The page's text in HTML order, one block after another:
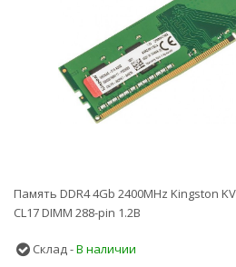
Память DDR4 4Gb 2400MHz Kingston
CL17 DIMM 288-pin 1.2В
Склад -В наличии